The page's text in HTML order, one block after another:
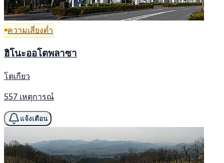
ความเสี่ยงต่ำ
ฮิโนะออโตพลาซา
โตเกียว
557 เหตุการณ์
แจ้งเตือน